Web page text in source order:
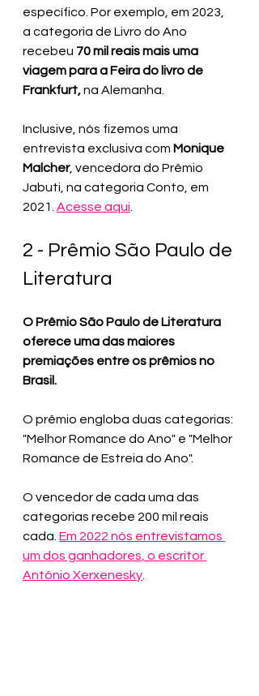
específico. Por exemplo, em 2023,
a categoria de Livro do Ano
recebeu 70 mil reais mais uma
viagem para a Feira do livro de
Frankfurt, na Alemanha.
Inclusive, nós fizemos uma
entrevista exclusiva com Monique
Malcher, vencedora do Prêmio
Jabuti, na categoria Conto, em
2021. Acesse aqui
2 - Prêmio São Paulo de
Literatura
O Prêmio São Paulo de Literatura
oferece uma das maiores
premiações entre os prêmios no
Brasil.
O prêmio engloba duas categorias:
"Melhor Romance do Ano" e "Melhor
Romance de Estreia do Ano".
O vencedor de cada uma das
categorias recebe 200 mil reais
cada. Em 2022 nós entrevistamos
um dos ganhadores, o escritor
Antônio Xerxenesky